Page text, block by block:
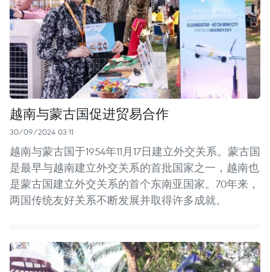
越南与蒙古国促进贸易合作
30/09/2024 03:11
越南与蒙古国于1954年11月17日建立外交关系。蒙古国
是最早与越南建立外交关系的首批国家之一，越南也
是蒙古国建立外交关系的首个东南亚国家。70年来，
两国传统友好关系不断发展并取得许多成就。